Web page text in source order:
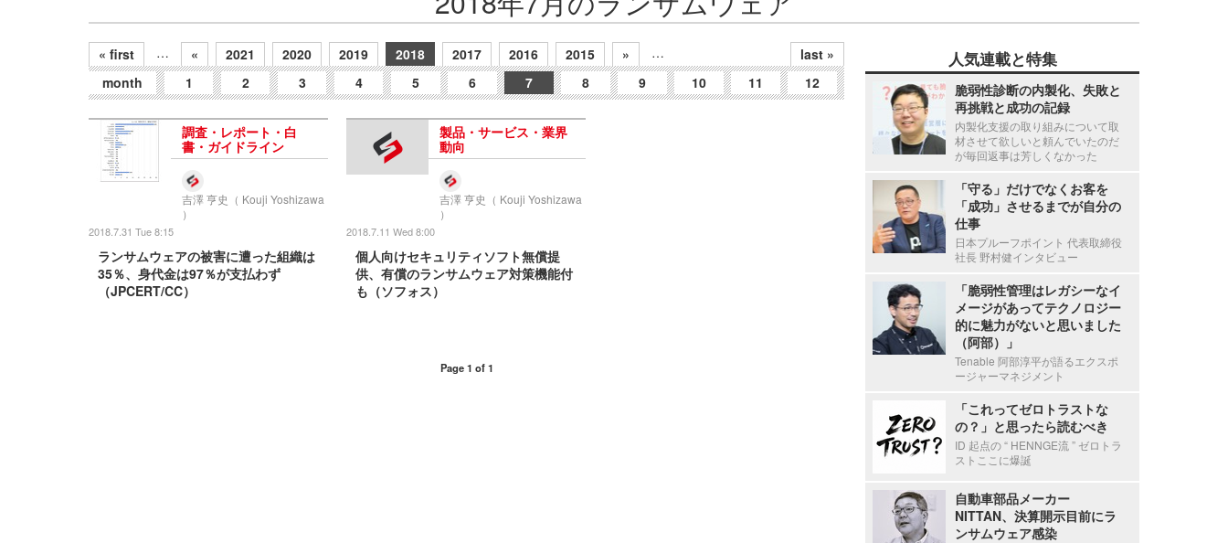
« first … « 2021 2020 2019 2018 2017 2016 2015 » …
last »
month
1 2 3 4 5 6 7 8 9 10 11 12
調査・レポート・白
書・ガイドライン
吉澤 亨史（ Kouji Yoshizawa
）
2018.7.31 Tue 8:15
ランサムウェアの被害に遭った組織は
35％、身代金は97％が支払わず
（JPCERT/CC）
製品・サービス・業界
動向
吉澤 亨史（ Kouji Yoshizawa
）
2018.7.11 Wed 8:00
個人向けセキュリティソフト無償提
供、有償のランサムウェア対策機能付
も（ソフォス）
Page 1 of 1
人気連載と特集
脆弱性診断の内製化、失敗と
再挑戦と成功の記録
内製化支援の取り組みについて取
材させて欲しいと頼んでいたのだ
が毎回返事は芳しくなかった
「守る」だけでなくお客を
「成功」させるまでが自分の
仕事
日本プルーフポイント 代表取締役
社長 野村健インタビュー
「脆弱性管理はレガシーなイ
メージがあってテクノロジー
的に魅力がないと思いました
（阿部）」
Tenable 阿部淳平が語るエクスポ
ージャーマネジメント
「これってゼロトラストな
の？」と思ったら読むべき
ID 起点の “ HENNGE流 ” ゼロトラ
ストここに爆誕
自動車部品メーカー
NITTAN、決算開示目前にラ
ンサムウェア感染